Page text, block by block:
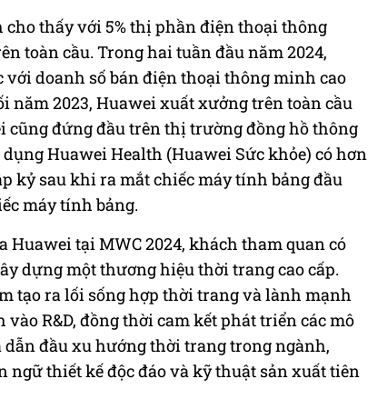
cho thấy với 5% thị phần điện thoại thông
toàn cầu. Trong hai tuần đầu năm 2024,
doanh số bán điện thoại thông minh cao
năm 2023, Huawei xuất xưởng trên toàn cầu
cũng đứng đầu trên thị trường đồng hồ thông
Huawei Health (Huawei Sức khỏe) có hơn
kỷ sau khi ra mắt chiếc máy tính bảng đầu
máy tính bảng.
tại MWC 2024, khách tham quan có
dựng một thương hiệu thời trang cao cấp.
tạo ra lối sống hợp thời trang và lành mạnh
R&D, đồng thời cam kết phát triển các mô
đầu xu hướng thời trang trong ngành,
ngữ thiết kế độc đáo và kỹ thuật sản xuất tiên